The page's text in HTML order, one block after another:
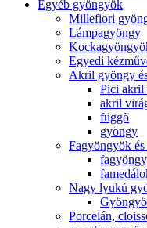
Egyéb gyöngyök
Millefiori
Lámpagyöngy
Egyedi
Akril gyöngy
Pici akril
akril
függõ
gyöngy
Fagyöngyök
Nagy lyukú
Porcelán,